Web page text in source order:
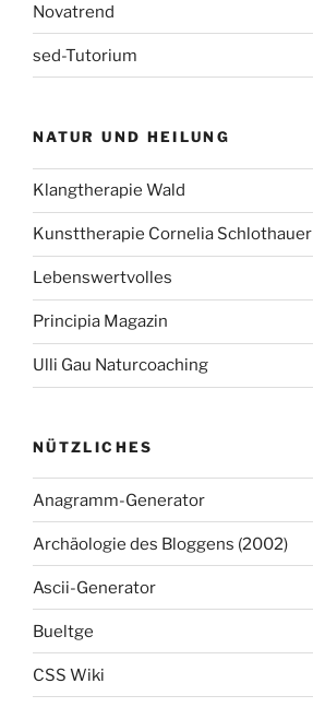
Novatrend
sed-Tutorium
NATUR UND HEILUNG
Klangtherapie Wald
Kunsttherapie Cornelia Schlothauer
Lebenswertvolles
Principia Magazin
Ulli Gau Naturcoaching
NÜTZLICHES
Anagramm-Generator
Archäologie des Bloggens (2002)
Ascii-Generator
Bueltge
CSS Wiki